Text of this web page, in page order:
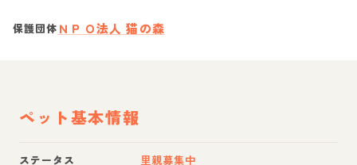
保護団体 ＮＰＯ法人 猫の森
ペット基本情報
ステータス 里親募集中